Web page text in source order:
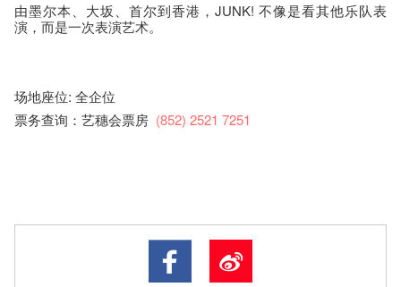
由墨尔本、大坂、首尔到香港，JUNK! 不像是看其他乐队表
演，而是一次表演艺术。
场地座位: 全企位
票务查询：艺穗会票房 (852) 2521 7251